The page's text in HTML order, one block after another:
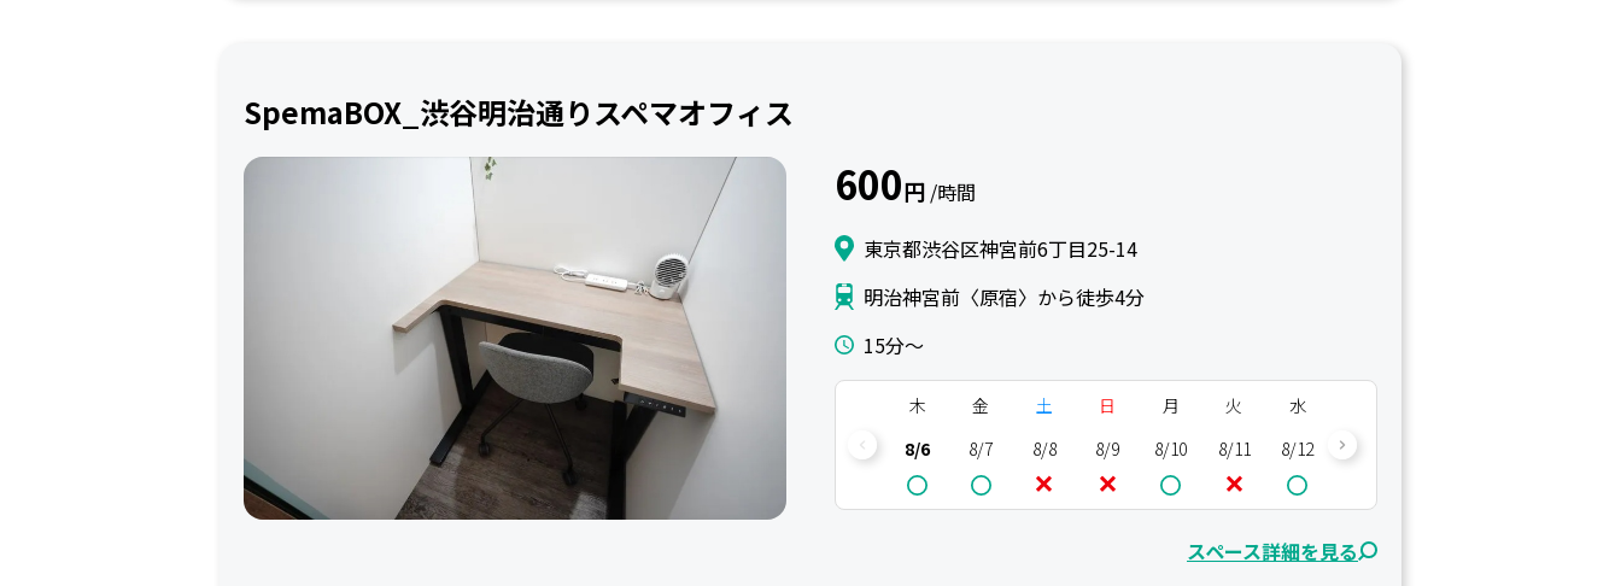
SpemaBOX_渋谷明治通りスペマオフィス
600円 /時間
東京都渋谷区神宮前6丁目25-14
明治神宮前〈原宿〉から徒歩4分
15分〜
木
8/6
金
8/7
土
8/8
日
8/9
月
8/10
火
8/11
水
8/12
8/13
スペース詳細を見る